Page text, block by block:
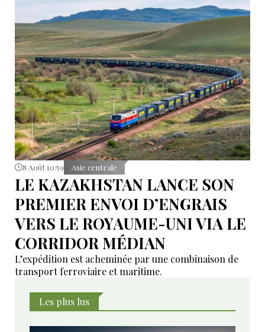
8 Août 10:59 Asie centrale
LE KAZAKHSTAN LANCE SON
PREMIER ENVOI D’ENGRAIS
VERS LE ROYAUME-UNI VIA LE
CORRIDOR MÉDIAN
L’expédition est acheminée par une combinaison de
transport ferroviaire et maritime.
Les plus lus